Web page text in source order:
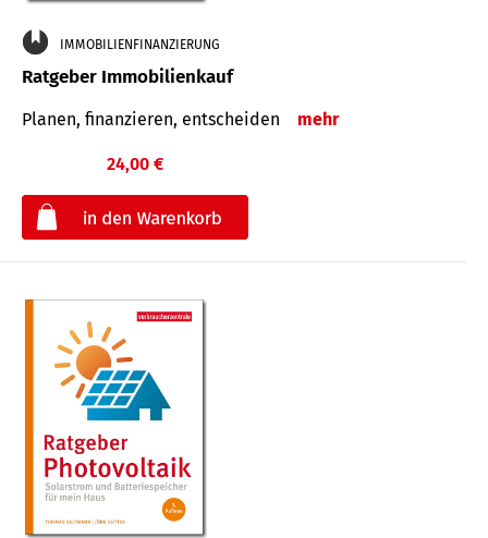
IMMOBILIENFINANZIERUNG
Ratgeber Immobilienkauf
Planen, finanzieren, entscheiden mehr
24,00 €